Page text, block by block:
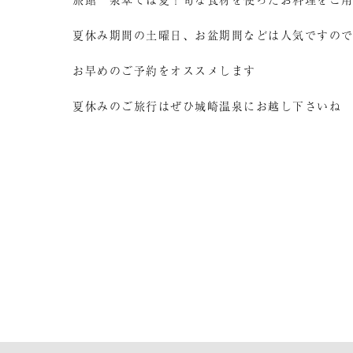
夏休み期間の土曜日、お盆期間などは人気ですの
お早めのご予約をオススメします
夏休みのご旅行はぜひ城崎温泉にお越し下さいね